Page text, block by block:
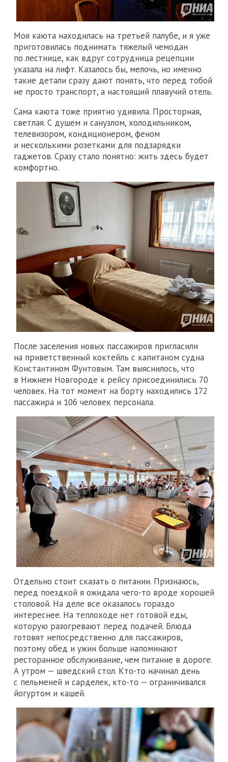
Моя каюта находилась на третьей палубе, и я уже
приготовилась поднимать тяжелый чемодан
по лестнице, как вдруг сотрудница рецепции
указала на лифт. Казалось бы, мелочь, но именно
такие детали сразу дают понять, что перед тобой
не просто транспорт, а настоящий плавучий отель.
Сама каюта тоже приятно удивила. Просторная,
светлая. С душем и санузлом, холодильником,
телевизором, кондиционером, феном
и несколькими розетками для подзарядки
гаджетов. Сразу стало понятно: жить здесь будет
комфортно.
После заселения новых пассажиров пригласили
на приветственный коктейль с капитаном судна
Константином Фунтовым. Там выяснилось, что
в Нижнем Новгороде к рейсу присоединились 70
человек. На тот момент на борту находились 172
пассажира и 106 человек персонала.
Отдельно стоит сказать о питании. Признаюсь,
перед поездкой я ожидала чего-то вроде хорошей
столовой. На деле все оказалось гораздо
интереснее. На теплоходе нет готовой еды,
которую разогревают перед подачей. Блюда
готовят непосредственно для пассажиров,
поэтому обед и ужин больше напоминают
ресторанное обслуживание, чем питание в дороге.
А утром — шведский стол. Кто-то начинал день
с пельменей и сарделек, кто-то — ограничивался
йогуртом и кашей.